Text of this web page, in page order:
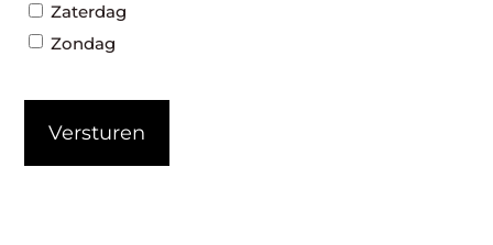
Zaterdag
Zondag